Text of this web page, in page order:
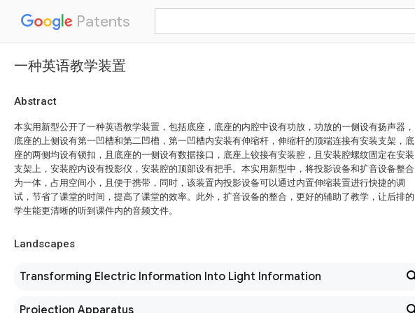
Patents
一种英语教学装置
Abstract
本实用新型公开了一种英语教学装置，包括底座，底座的内腔中设有功放，功放的一侧设有扬声器，
底座的上侧设有第一凹槽和第二凹槽，第一凹槽内安装有伸缩杆，伸缩杆的顶端连接有安装支架，底
座的两侧均设有锁扣，且底座的一侧设有数据接口，底座上铰接有安装腔，且安装腔螺纹固定在安装
支架上，安装腔内设有投影仪，安装腔的顶部设有把手。本实用新型中，将投影设备和扩音设备整合
为一体，占用空间小，且便于携带，同时，该装置内投影设备可以通过内置伸缩装置进行快捷的调
试，节省了课堂的时间，提高了课堂的效率。此外，扩音设备的整合，更好的辅助了教学，让后排的
学生能更清晰的听到课件内的音频文件。
Landscapes
Transforming Electric Information Into Light Information
Projection Apparatus